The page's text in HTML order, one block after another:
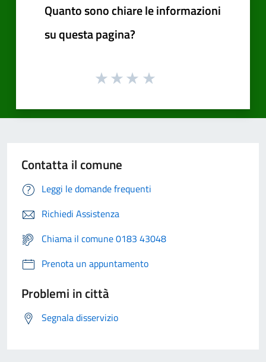
Quanto sono chiare le informazioni
su questa pagina?
Contatta il comune
Leggi le domande frequenti
Richiedi Assistenza
Chiama il comune 0183 43048
Prenota un appuntamento
Problemi in città
Segnala disservizio